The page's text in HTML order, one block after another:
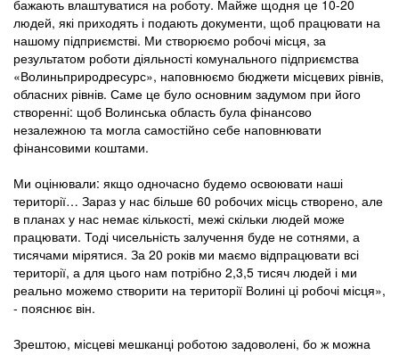
бажають влаштуватися на роботу. Майже щодня це 10-20
людей, які приходять і подають документи, щоб працювати на
нашому підприємстві. Ми створюємо робочі місця, за
результатом роботи діяльності комунального підприємства
«Волиньприродресурс», наповнюємо бюджети місцевих рівнів,
обласних рівнів. Саме це було основним задумом при його
створенні: щоб Волинська область була фінансово
незалежною та могла самостійно себе наповнювати
фінансовими коштами.
Ми оцінювали: якщо одночасно будемо освоювати наші
території… Зараз у нас більше 60 робочих місць створено, але
в планах у нас немає кількості, межі скільки людей може
працювати. Тоді чисельність залучення буде не сотнями, а
тисячами мірятися. За 20 років ми маємо відпрацювати всі
території, а для цього нам потрібно 2,3,5 тисяч людей і ми
реально можемо створити на території Волині ці робочі місця»,
- пояснює він.
Зрештою, місцеві мешканці роботою задоволені, бо ж можна